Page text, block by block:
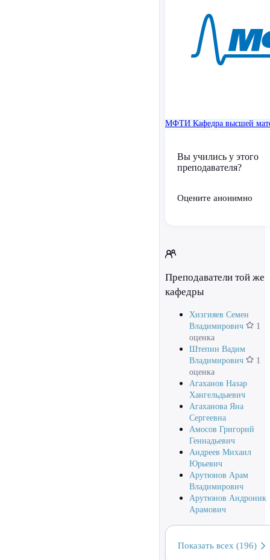
МФТИ Кафедра высшей
Вы учились у этого
преподавателя?
Оцените анонимно
Преподаватели той же
кафедры
Хизгияев Семен
Владимирович
1
оценка
Штепин Вадим
Владимирович
1
оценка
Агаханов Назар
Хангельдыевич
Агаханова Яна
Сергеевна
Амосов Григорий
Геннадьевич
Андреев Михаил
Юрьевич
Арутюнов Арам
Владимирович
Арутюнов Андроник
Арамович
Показать всех (196)